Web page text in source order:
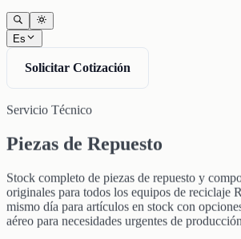
Es
Solicitar Cotización
Servicio Técnico
Piezas de Repuesto
Stock completo de piezas de repuesto y
originales para todos los equipos de reciclaje
mismo día para artículos en stock con
aéreo para necesidades urgentes de